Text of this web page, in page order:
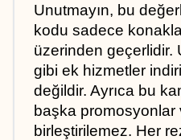
Unutmayın, bu
kodu sadece
üzerinden geçerlidir.
gibi ek hizmetler
değildir. Ayrıca bu
başka promosyonlar
birleştirilemez. Her